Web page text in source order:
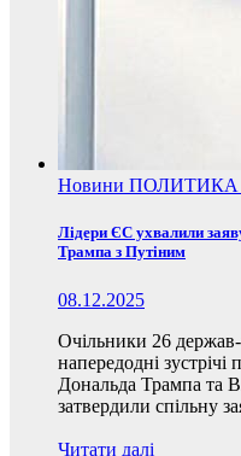
Новини ПОЛИТИКА
Лідери ЄС ухвалили
Трампа з Путіним
08.12.2025
Очільники 26
напередодні
Дональда Трампа та
затвердили спільну
Читати далі